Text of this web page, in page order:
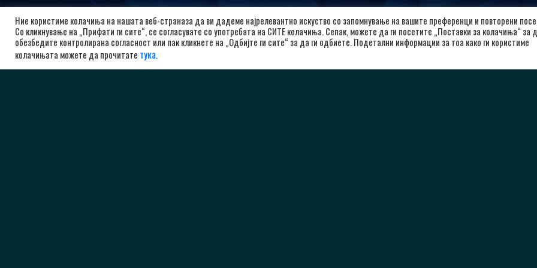
РК Алкалоид
бул. Александар Македонски 12,
Важни Линкови
Почетна
Ние користиме колачиња на нашата веб-страназа да ви дадеме најрелевантно искуство со запомнување на вашите преференци и повторени
Со кликнување на „Прифати ги сите“, се согласувате со употребата на СИТЕ колачиња. Сепак, можете да ги посетите „Поставки за колачиња“ за
обезбедите контролирана согласност или пак кликнете на „Одбијте ги сите“ за да ги одбиете. Подетални информации за тоа како ги користиме
колачињата можете да прочитате тука.